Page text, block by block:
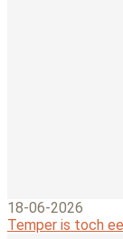
18-06-2026
Temper is toch